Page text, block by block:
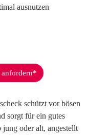
ausnutzen
anfordern*
schützt vor bösen
sorgt für ein gutes
oder alt, angestellt